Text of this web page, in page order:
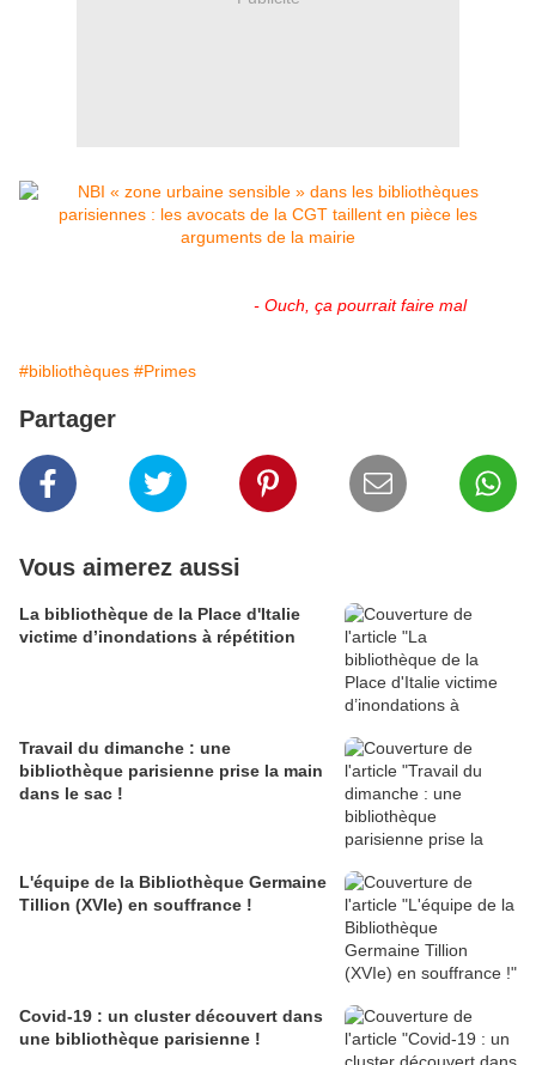
- Ouch, ça pourrait faire mal
#bibliothèques #Primes
Partager
Vous aimerez aussi
La bibliothèque de la Place d'Italie
victime d’inondations à répétition
Travail du dimanche : une
bibliothèque parisienne prise la main
dans le sac !
L'équipe de la Bibliothèque Germaine
Tillion (XVIe) en souffrance !
Covid-19 : un cluster découvert dans
une bibliothèque parisienne !